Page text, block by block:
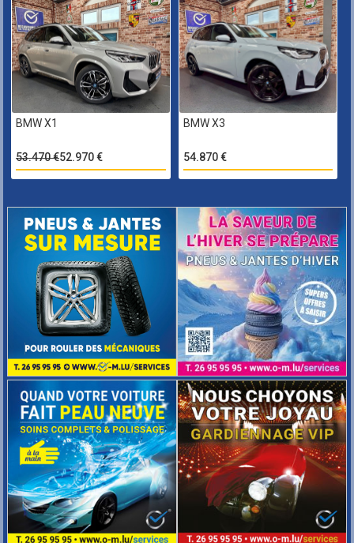
BMW X1
53.470 €52.970 €
BMW X3
54.870 €